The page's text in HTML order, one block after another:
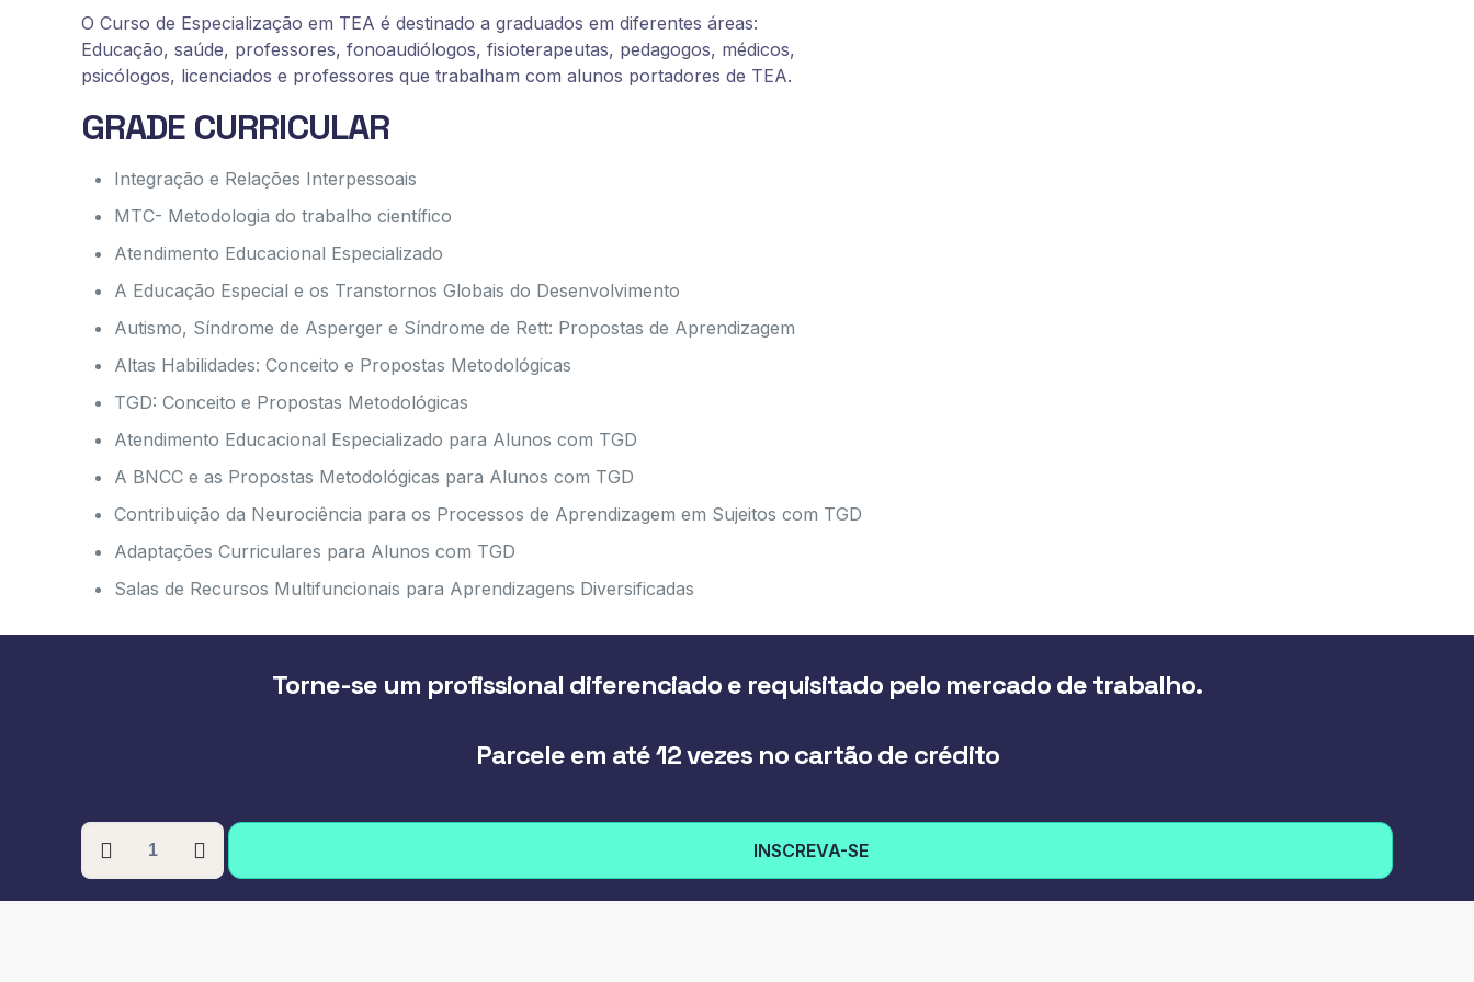
O Curso de Especialização em TEA é destinado a graduados em diferentes áreas:
Educação, saúde, professores, fonoaudiólogos, fisioterapeutas, pedagogos, médicos,
psicólogos, licenciados e professores que trabalham com alunos portadores de TEA.
GRADE CURRICULAR
Integração e Relações Interpessoais
MTC- Metodologia do trabalho científico
Atendimento Educacional Especializado
A Educação Especial e os Transtornos Globais do Desenvolvimento
Autismo, Síndrome de Asperger e Síndrome de Rett: Propostas de Aprendizagem
Altas Habilidades: Conceito e Propostas Metodológicas
TGD: Conceito e Propostas Metodológicas
Atendimento Educacional Especializado para Alunos com TGD
A BNCC e as Propostas Metodológicas para Alunos com TGD
Contribuição da Neurociência para os Processos de Aprendizagem em Sujeitos com TGD
Adaptações Curriculares para Alunos com TGD
Salas de Recursos Multifuncionais para Aprendizagens Diversificadas
Torne-se um profissional diferenciado e requisitado pelo mercado de trabalho.
Parcele em até 12 vezes no cartão de crédito
PÓS-
GRADUAÇÃO
INSCREVA-SE